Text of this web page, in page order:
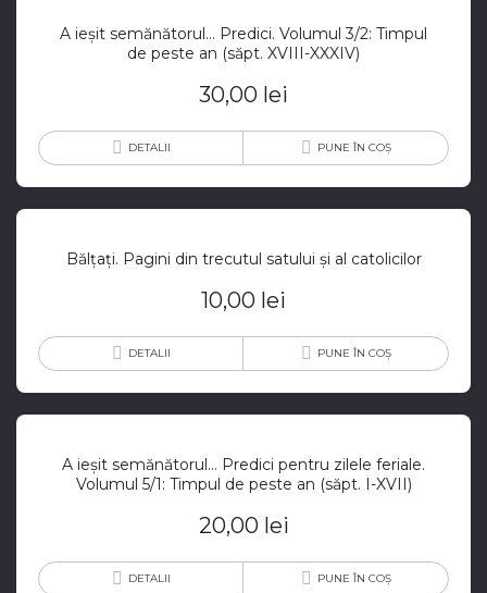
A ieșit semănătorul… Predici. Volumul 3/2: Timpul
de peste an (săpt. XVIII-XXXIV)
30,00 lei
DETALII PUNE ÎN COȘ
Bălțați. Pagini din trecutul satului și al catolicilor
10,00 lei
DETALII PUNE ÎN COȘ
A ieșit semănătorul… Predici pentru zilele feriale.
Volumul 5/1: Timpul de peste an (săpt. I-XVII)
20,00 lei
DETALII PUNE ÎN COȘ